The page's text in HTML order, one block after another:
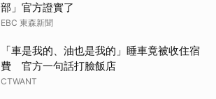
部」官方證實了
EBC 東森新聞
「車是我的、油也是我的」睡車竟被收住宿
費 官方一句話打臉飯店
CTWANT